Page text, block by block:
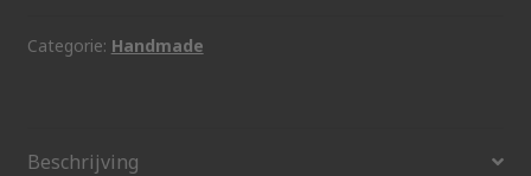
Categorie: Handmade
Beschrijving